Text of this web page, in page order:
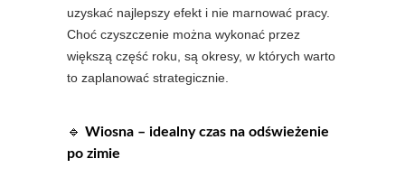
uzyskać najlepszy efekt i nie marnować pracy.
Choć czyszczenie można wykonać przez
większą część roku, są okresy, w których warto
to zaplanować strategicznie.
🔹 Wiosna – idealny czas na odświeżenie
po zimie